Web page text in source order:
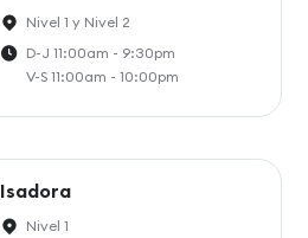
Nivel 1 y Nivel 2
D-J 11:00am - 9:30pm
V-S 11:00am - 10:00pm
Isadora
Nivel 1